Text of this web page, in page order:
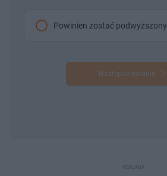
Powinien zostać podwyższony
Następne pytanie